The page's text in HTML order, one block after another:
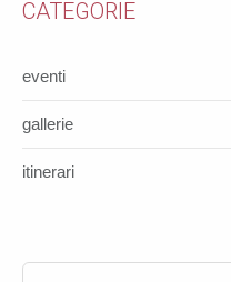
CATEGORIE
eventi
gallerie
itinerari